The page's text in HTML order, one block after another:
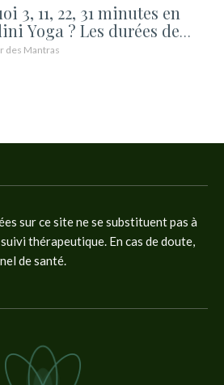
3, 11, 22, 31 minutes en
Yoga ? Les durées de
expliquées
des Mantras
sur ce site ne se substituent pas à
thérapeutique. En cas de doute,
de santé.